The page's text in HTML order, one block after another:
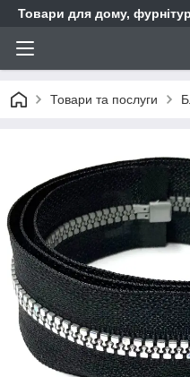
Товари для дому,
Товари та послуги